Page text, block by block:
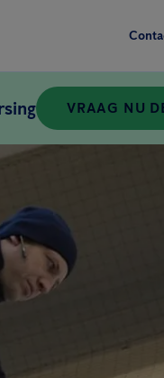
VRAAG NU